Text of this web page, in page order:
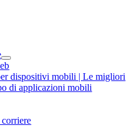
dispositivi mobili | Le migliori
di applicazioni mobili
corriere